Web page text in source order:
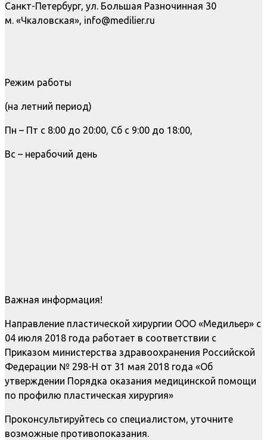
Санкт-Петербург, ул. Большая Разночинная 30
м. «Чкаловская», info@medilier.ru
Режим работы
(на летний период)
Пн – Пт с 8:00 до 20:00, Сб с 9:00 до 18:00,
Вс – нерабочий день
Важная информация!
Направление пластической хирургии ООО «Медильер» с
04 июля 2018 года работает в соответствии с
Приказом министерства здравоохранения Российской
Федерации № 298-Н от 31 мая 2018 года «Об
утверждении Порядка оказания медицинской помощи
по профилю пластическая хирургия»
Проконсультируйтесь со специалистом, уточните
возможные противопоказания.